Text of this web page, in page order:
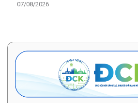
07/08/2026